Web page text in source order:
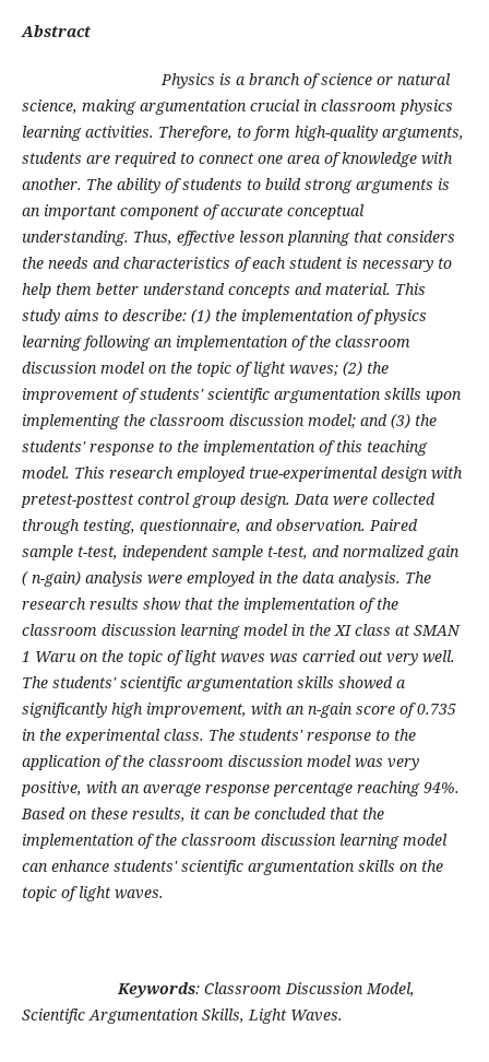
Abstract
Physics is a branch of science or natural
science, making argumentation crucial in classroom physics
learning activities. Therefore, to form high-quality arguments,
students are required to connect one area of knowledge with
another. The ability of students to build strong arguments is
an important component of accurate conceptual
understanding. Thus, effective lesson planning that considers
the needs and characteristics of each student is necessary to
help them better understand concepts and material. This
study aims to describe: (1) the implementation of physics
learning following an implementation of the classroom
discussion model on the topic of light waves; (2) the
improvement of students' scientific argumentation skills upon
implementing the classroom discussion model; and (3) the
students' response to the implementation of this teaching
model. This research employed true-experimental design with
pretest-posttest control group design. Data were collected
through testing, questionnaire, and observation. Paired
sample t-test, independent sample t-test, and normalized gain
( n-gain) analysis were employed in the data analysis. The
research results show that the implementation of the
classroom discussion learning model in the XI class at SMAN
1 Waru on the topic of light waves was carried out very well.
The students' scientific argumentation skills showed a
significantly high improvement, with an n-gain score of 0.735
in the experimental class. The students' response to the
application of the classroom discussion model was very
positive, with an average response percentage reaching 94%.
Based on these results, it can be concluded that the
implementation of the classroom discussion learning model
can enhance students' scientific argumentation skills on the
topic of light waves.
Keywords: Classroom Discussion Model,
Scientific Argumentation Skills, Light Waves.